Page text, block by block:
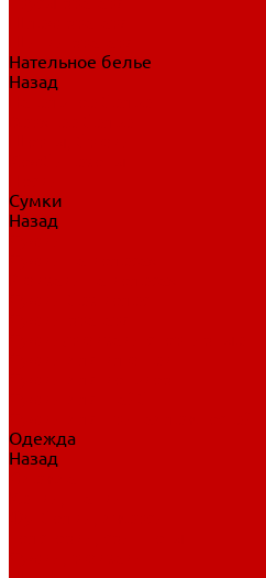
Нательное белье
Назад
Сумки
Назад
Одежда
Назад